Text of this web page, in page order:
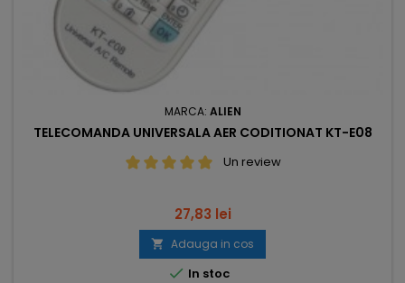
MARCA: ALIEN
TELECOMANDA UNIVERSALA AER CODITIONAT KT-E08
Un review
Pret
27,83 lei
 Adauga in cos
 In stoc